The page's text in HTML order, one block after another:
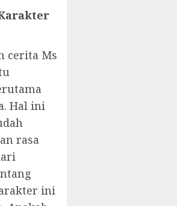
cerita Ms
Hal ini
rasa
ini